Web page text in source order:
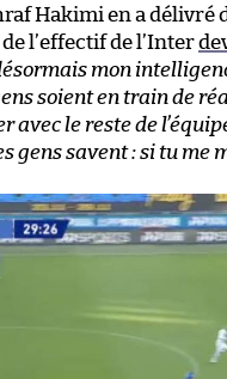
Hakimi en a délivré
l’effectif de l’Inter
mon
soient en train de
avec le reste de
gens savent : si tu me